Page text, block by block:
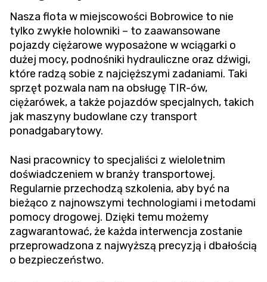
Nasza flota w miejscowości Bobrowice to nie
tylko zwykłe holowniki – to zaawansowane
pojazdy ciężarowe wyposażone w wciągarki o
dużej mocy, podnośniki hydrauliczne oraz dźwigi,
które radzą sobie z najcięższymi zadaniami. Taki
sprzęt pozwala nam na obsługę TIR-ów,
ciężarówek, a także pojazdów specjalnych, takich
jak maszyny budowlane czy transport
ponadgabarytowy.
Nasi pracownicy to specjaliści z wieloletnim
doświadczeniem w branży transportowej.
Regularnie przechodzą szkolenia, aby być na
bieżąco z najnowszymi technologiami i metodami
pomocy drogowej. Dzięki temu możemy
zagwarantować, że każda interwencja zostanie
przeprowadzona z najwyższą precyzją i dbałością
o bezpieczeństwo.